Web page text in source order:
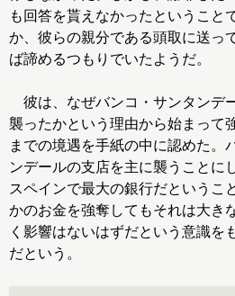
も回答を貰えなかったということ
か、彼らの親分である頭取に送っ
ば諦めるつもりでいたようだ。
彼は、なぜバンコ・サンタンデ
襲ったかという理由から始まって
までの境遇を手紙の中に認めた。
ンデールの支店を主に襲うことに
スペインで最大の銀行だというこ
かのお金を強奪してもそれは大き
く影響はないはずだという意識を
だという。